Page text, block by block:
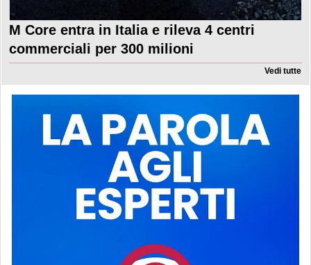
M Core entra in Italia e rileva 4 centri
commerciali per 300 milioni
Vedi tutte